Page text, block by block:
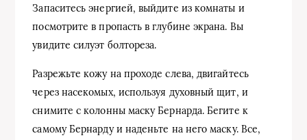
Запаситесь энергией, выйдите из комнаты и
посмотрите в пропасть в глубине экрана. Вы
увидите силуэт болтореза.
Разрежьте кожу на проходе слева, двигайтесь
через насекомых, используя духовный щит, и
снимите с колонны маску Бернарда. Бегите к
самому Бернарду и наденьте на него маску. Все,